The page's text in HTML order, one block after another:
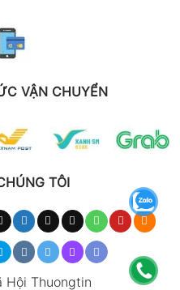
VẬN CHUYỂN
TÔI
Hội Thuongtin